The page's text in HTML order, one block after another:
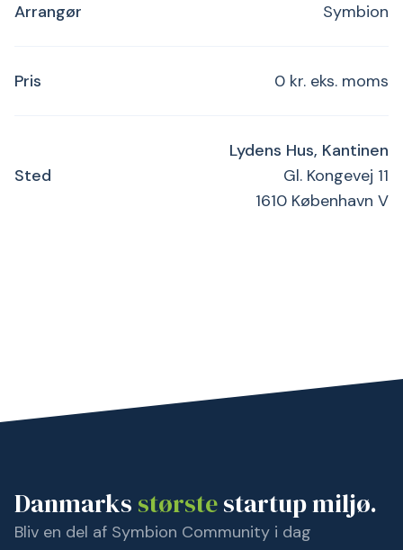
Arrangør Symbion
Pris 0 kr. eks. moms
Sted
Lydens Hus, Kantinen
Gl. Kongevej 11
1610 København V
Danmarks størstestartup miljø.
Bliv en del af Symbion Community i dag